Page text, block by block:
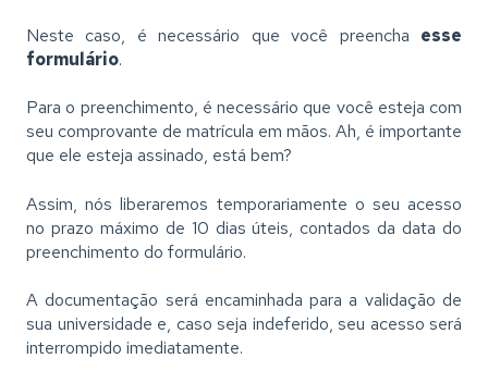
Neste caso, é necessário que você preencha esse
formulário.
Para o preenchimento, é necessário que você esteja com
seu comprovante de matrícula em mãos. Ah, é importante
que ele esteja assinado, está bem?
Assim, nós liberaremos temporariamente o seu acesso
no prazo máximo de 10 dias úteis, contados da data do
preenchimento do formulário.
A documentação será encaminhada para a validação de
sua universidade e, caso seja indeferido, seu acesso será
interrompido imediatamente.